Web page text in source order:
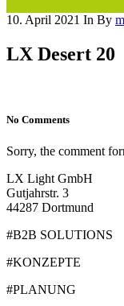
10. April 2021 In By
LX Desert 20
No Comments
Sorry, the comment
LX Light GmbH
Gutjahrstr. 3
44287 Dortmund
#B2B SOLUTIONS
#KONZEPTE
#PLANUNG